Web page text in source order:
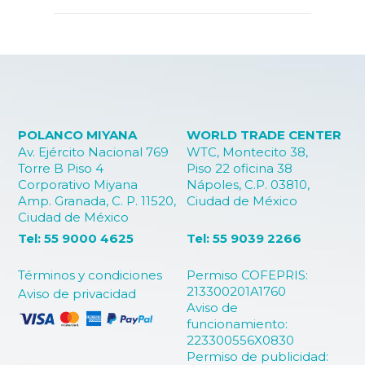
POLANCO MIYANA
Av. Ejército Nacional 769
Torre B Piso 4
Corporativo Miyana
Amp. Granada, C. P. 11520,
Ciudad de México
WORLD TRADE CENTER
WTC, Montecito 38,
Piso 22 oficina 38
Nápoles, C.P. 03810,
Ciudad de México
Términos y condiciones
Aviso de privacidad
Permiso COFEPRIS:
213300201A1760
Aviso de
funcionamiento:
223300556X0830
Permiso de publicidad:
Tel: 55 9000 4625 Tel: 55 9039 2266